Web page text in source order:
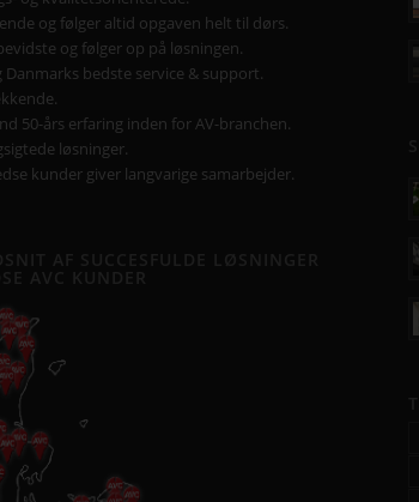
og følger altid opgaven helt til dørs.
og følger op på løsningen.
Danmarks bedste service & support.
50-års erfaring inden for AV-branchen.
løsninger.
kunder giver langvarige samarbejder.